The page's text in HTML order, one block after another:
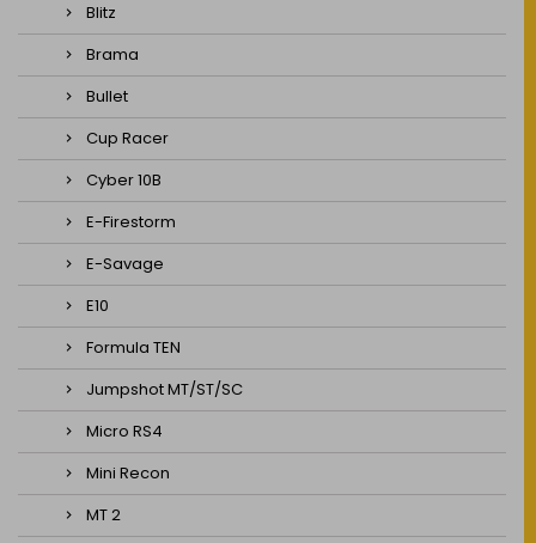
Blitz
Brama
Bullet
Cup Racer
Cyber 10B
E-Firestorm
E-Savage
E10
Formula TEN
Jumpshot MT/ST/SC
Micro RS4
Mini Recon
MT 2